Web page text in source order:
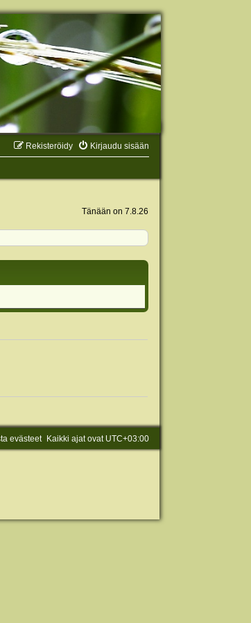
Kirjaudu sisään
Rekisteröidy
Tänään on 7.8.26
Kaikki ajat ovat UTC+03:00
evästeet